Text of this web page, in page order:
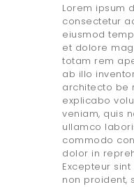
Lorem ipsum
consectetur
eiusmod
et dolore
totam rem
ab illo
architecto be
explicabo
veniam, quis
ullamco
commodo
dolor in
Excepteur
non proident,